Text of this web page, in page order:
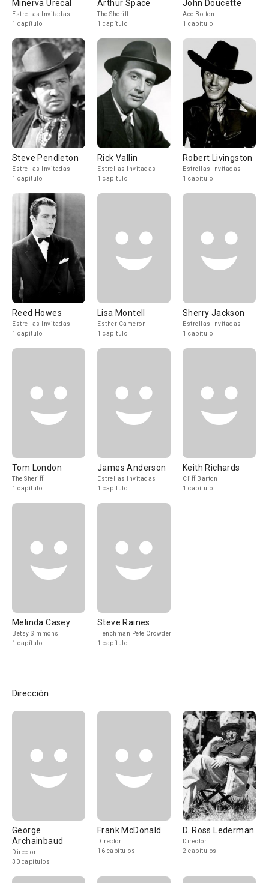
Minerva Urecal
Estrellas Invitadas
1 capítulo
Arthur Space
The Sheriff
1 capítulo
John Doucette
Ace Bolton
1 capítulo
Steve Pendleton
Estrellas Invitadas
1 capítulo
Rick Vallin
Estrellas Invitadas
1 capítulo
Robert Livingston
Estrellas Invitadas
1 capítulo
Reed Howes
Estrellas Invitadas
1 capítulo
Lisa Montell
Esther Cameron
1 capítulo
Sherry Jackson
Estrellas Invitadas
1 capítulo
Tom London
The Sheriff
1 capítulo
James Anderson
Estrellas Invitadas
1 capítulo
Keith Richards
Cliff Barton
1 capítulo
Melinda Casey
Betsy Simmons
1 capítulo
Steve Raines
Henchman Pete Crowder
1 capítulo
Dirección
George
Archainbaud
Director
30 capítulos
Frank McDonald
Director
16 capítulos
D. Ross Lederman
Director
2 capítulos